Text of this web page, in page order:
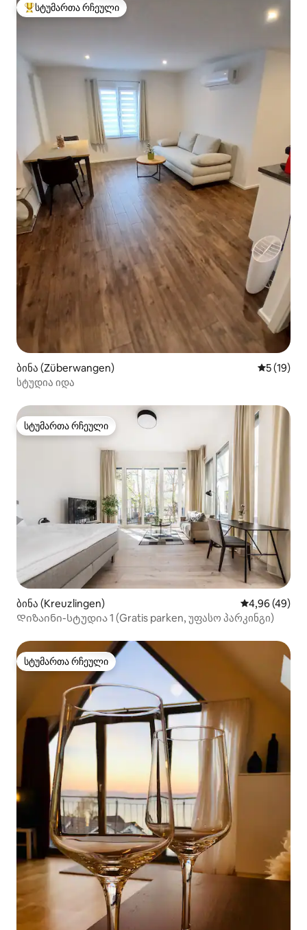
სტუმართა რჩეული მოწინავე ვარიანტი
სტუმართა რჩეული
ბინა (Züberwangen) საშუალო
5 (19)
სტუდია იდა
სტუმართა რჩეული
სტუმართა რჩეული
ბინა (Kreuzlingen) საშუალო
4,96 (49)
Დიზაინი-სტუდია 1 (Gratis parken, უფასო პარკინგი)
სტუმართა რჩეული
სტუმართა რჩეული